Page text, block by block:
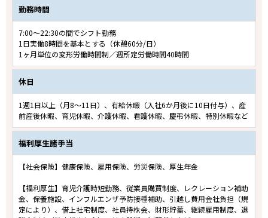
勤務時間
7:00～22:30の間でシフト勤務
1日実働8時間を基本とする（休憩60分/日）
1ヶ月単位の変形労働時間制／週所定労働時間40時間
休日
1週1日以上（月8～11日）、有給休暇（入社6か月後に10日付与）、産
前産後休暇、育児休暇、介護休暇、看護休暇、慶弔休暇、特別休暇など
福利厚生諸手当
【社会保険】健康保険、雇用保険、労災保険、厚生年金
【福利厚生】育児介護時短勤務、従業員購買制度、レクレーション補助
金、保養施設、インフルエンザ予防接種補助、引越し費用会社負担（規
定により）、借上社宅制度、社員持株会、財形貯蓄、継続雇用制度、退